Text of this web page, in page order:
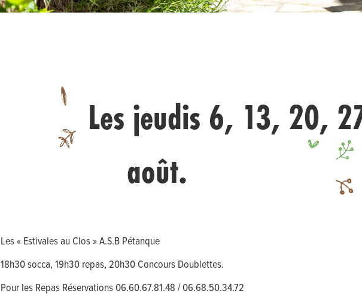
Les jeudis 6, 13, 20,
août.
Les « Estivales au Clos » A.S.B Pétanque
18h30 socca, 19h30 repas, 20h30 Concours Doublettes.
Pour les Repas Réservations 06.60.67.81.48 / 06.68.50.34.72